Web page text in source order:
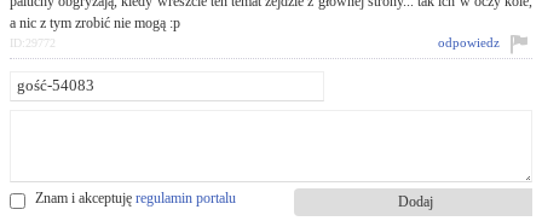
a nic z tym zrobić nie mogą :p
odpowiedz
ID:29772
Znam i akceptuję regulamin portalu